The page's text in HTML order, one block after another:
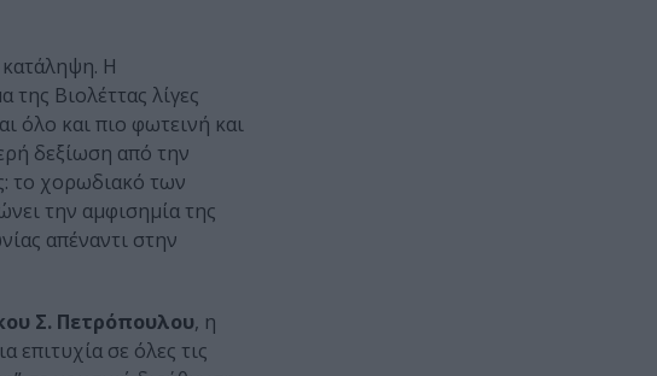
κατάληψη. Η
Βιολέττας λίγες
όλο και πιο φωτεινή και
δεξίωση από την
το χορωδιακό των
την αμφισημία της
απέναντι στην
Σ. Πετρόπουλου, η
επιτυχία σε όλες τις